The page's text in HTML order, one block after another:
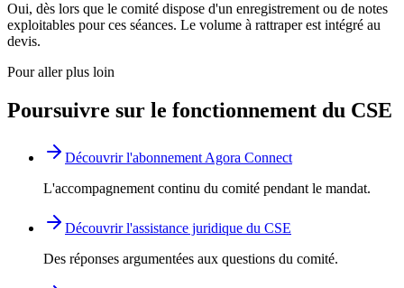
Oui, dès lors que le comité dispose d'un enregistrement ou de notes
exploitables pour ces séances. Le volume à rattraper est intégré au
devis.
Pour aller plus loin
Poursuivre sur le fonctionnement du CSE
Découvrir l'abonnement Agora Connect
L'accompagnement continu du comité pendant le mandat.
Découvrir l'assistance juridique du CSE
Des réponses argumentées aux questions du comité.